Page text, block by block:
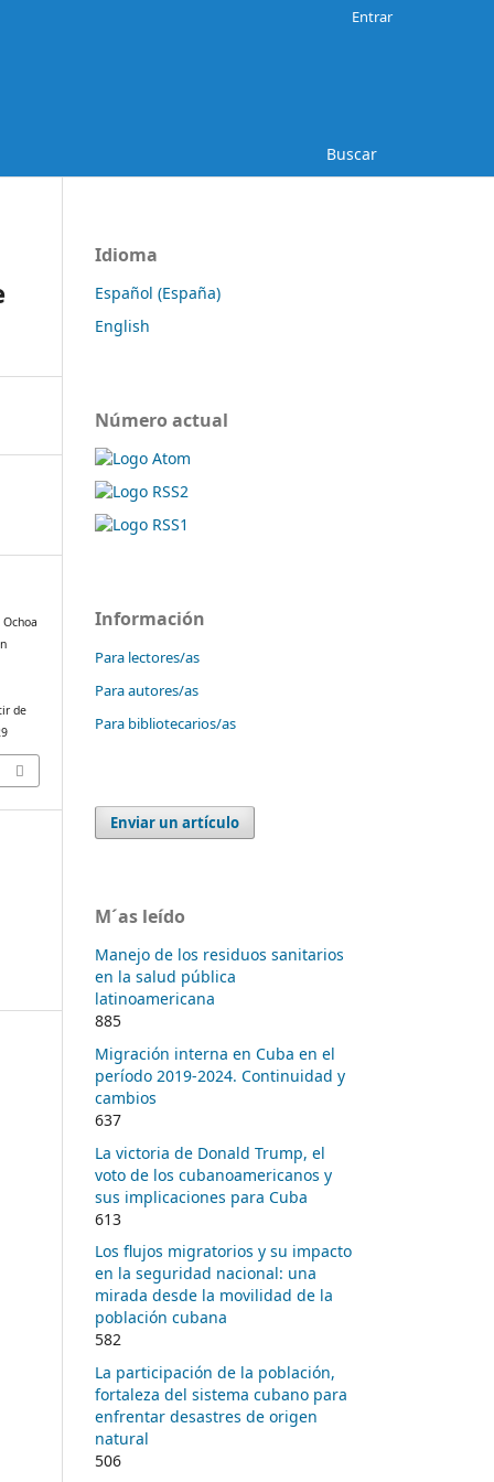
Buscar
Entrar
de
Idioma
Español (España)
English
Número actual
Información
Para lectores/as
Para autores/as
Para bibliotecarios/as
Enviar un artículo
M´as leído
Manejo de los residuos sanitarios
en la salud pública
latinoamericana
885
Migración interna en Cuba en el
período 2019-2024. Continuidad y
cambios
637
La victoria de Donald Trump, el
voto de los cubanoamericanos y
sus implicaciones para Cuba
613
Los flujos migratorios y su impacto
en la seguridad nacional: una
mirada desde la movilidad de la
población cubana
582
La participación de la población,
fortaleza del sistema cubano para
enfrentar desastres de origen
natural
506